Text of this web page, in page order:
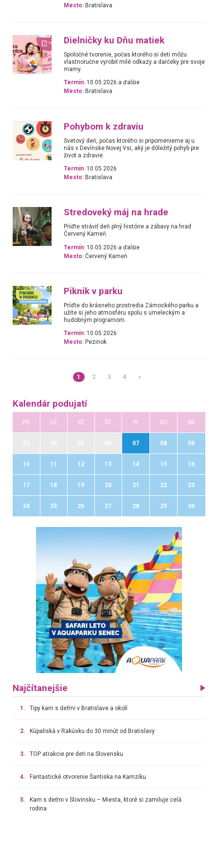
Mesto: Bratislava
Dielničky ku Dňu matiek
Spoločné tvorenie, počas ktorého si deti môžu
vlastnoručne vyrobiť milé odkazy a darčeky pre svoje
mamy.
Termín: 10.05.2026 a ďalšie
Mesto: Bratislava
Pohybom k zdraviu
Svetový deň, počas ktorého si pripomenieme aj u
nás v Devínske Novej Vsi, aký je dôležitý pohyb pre
život a zdravie.
Termín: 10.05.2026
Mesto: Bratislava
Stredoveký máj na hrade
Príďte stráviť deň plný histórie a zábavy na hrad
Červený Kameň.
Termín: 10.05.2026 a ďalšie
Mesto: Červený Kameň
Piknik v parku
Príďte do krásneho prostredia Zámockého parku a
užite si jeho atmosféru spolu s umeleckým a
hudobným programom.
Termín: 10.05.2026
Mesto: Pezinok
1 2 3 4 »
Kalendár podujatí
PO UT ST ŠT PI SO NE
07 08 09
10 11 12 13 14 15 16
17 18 19 20 21 22 23
24 25 26 27 28 29 30
Najčítanejšie
1. Tipy kam s deťmi v Bratislave a okolí
2. Kúpaliská v Rakúsku do 30 minút od Bratislavy
3. TOP atrakcie pre deti na Slovensku
4. Fantastické otvorenie Šantiska na Kamzíku
5.
Kam s deťmi v Slovinsku – Miesta, ktoré si zamiluje celá
rodina